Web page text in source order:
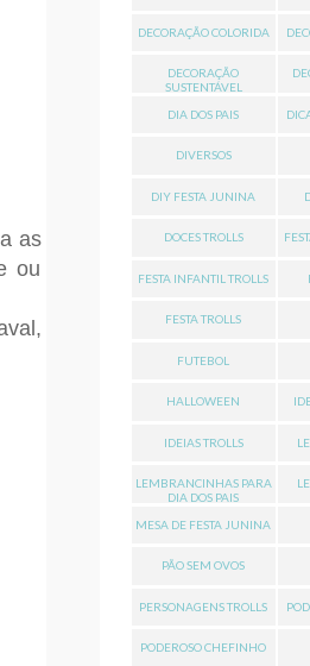
as
ou
DECORAÇÃO COLORIDA
DECORAÇÃO
SUSTENTÁVEL
DIA DOS PAIS
DIVERSOS
DIY FESTA JUNINA
DOCES TROLLS
FESTA INFANTIL TROLLS
FESTA TROLLS
FUTEBOL
HALLOWEEN
IDEIAS TROLLS
LEMBRANCINHAS PARA
DIA DOS PAIS
MESA DE FESTA JUNINA
PÃO SEM OVOS
PERSONAGENS TROLLS
PODEROSO CHEFINHO